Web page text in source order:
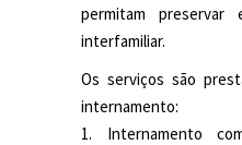
permitam preservar
interfamiliar.
Os serviços são
internamento:
1. Internamento